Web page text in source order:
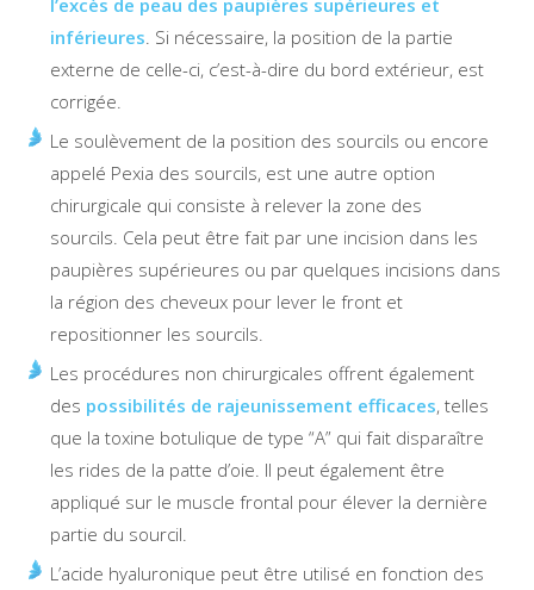
l’excès de peau des paupières supérieures et
inférieures. Si nécessaire, la position de la partie
externe de celle-ci, c’est-à-dire du bord extérieur, est
corrigée.
Le soulèvement de la position des sourcils ou encore
appelé Pexia des sourcils, est une autre option
chirurgicale qui consiste à relever la zone des
sourcils. Cela peut être fait par une incision dans les
paupières supérieures ou par quelques incisions dans
la région des cheveux pour lever le front et
repositionner les sourcils.
Les procédures non chirurgicales offrent également
des possibilités de rajeunissement efficaces, telles
que la toxine botulique de type “A” qui fait disparaître
les rides de la patte d’oie. Il peut également être
appliqué sur le muscle frontal pour élever la dernière
partie du sourcil.
L’acide hyaluronique peut être utilisé en fonction des